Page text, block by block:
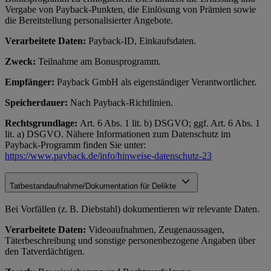
Vergabe von Payback-Punkten, die Einlösung von Prämien sowie
die Bereitstellung personalisierter Angebote.
Verarbeitete Daten: Payback-ID, Einkaufsdaten.
Zweck: Teilnahme am Bonusprogramm.
Empfänger: Payback GmbH als eigenständiger Verantwortlicher.
Speicherdauer: Nach Payback-Richtlinien.
Rechtsgrundlage: Art. 6 Abs. 1 lit. b) DSGVO; ggf. Art. 6 Abs. 1
lit. a) DSGVO. Nähere Informationen zum Datenschutz im
Payback-Programm finden Sie unter:
https://www.payback.de/info/hinweise-datenschutz-23
Tatbestandaufnahme/Dokumentation für Delikte
Bei Vorfällen (z. B. Diebstahl) dokumentieren wir relevante Daten.
Verarbeitete Daten: Videoaufnahmen, Zeugenaussagen,
Täterbeschreibung und sonstige personenbezogene Angaben über
den Tatverdächtigen.